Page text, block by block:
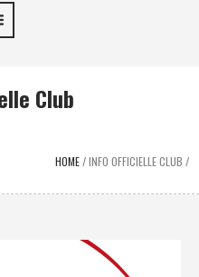
Club
HOME/INFO OFFICIELLE CLUB /